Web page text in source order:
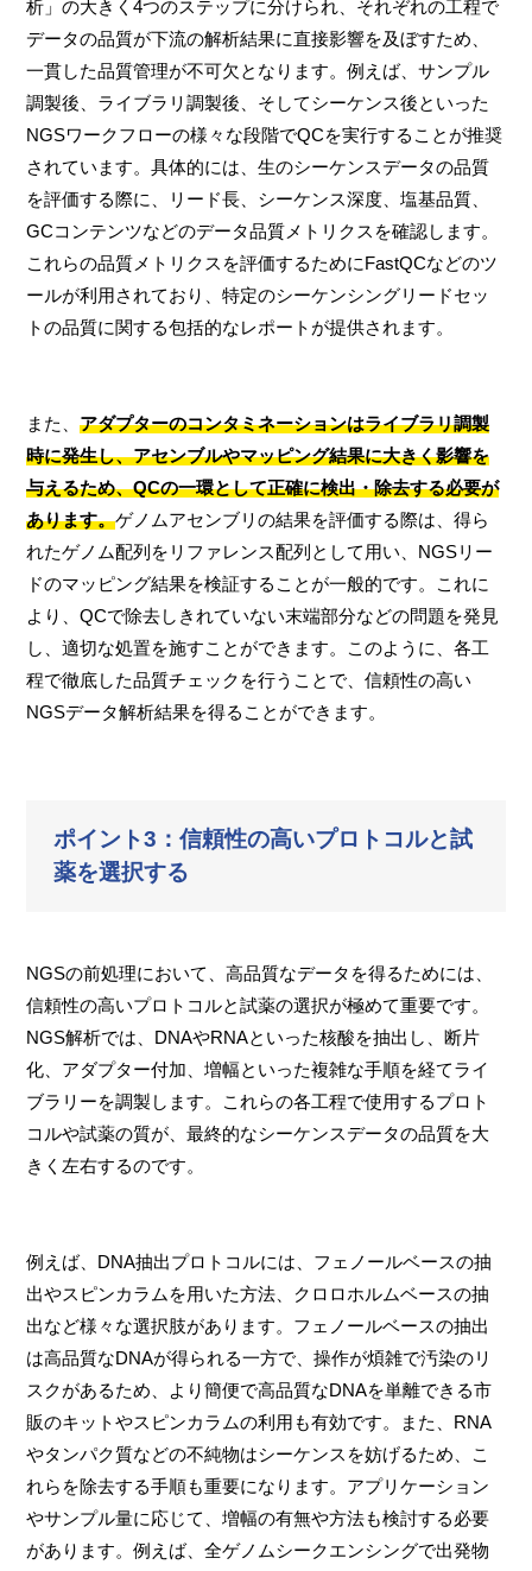
析」の大きく4つのステップに分けられ、それぞれの工程で
データの品質が下流の解析結果に直接影響を及ぼすため、
一貫した品質管理が不可欠となります。例えば、サンプル
調製後、ライブラリ調製後、そしてシーケンス後といった
NGSワークフローの様々な段階でQCを実行することが推奨
されています。具体的には、生のシーケンスデータの品質
を評価する際に、リード長、シーケンス深度、塩基品質、
GCコンテンツなどのデータ品質メトリクスを確認します。
これらの品質メトリクスを評価するためにFastQCなどのツ
ールが利用されており、特定のシーケンシングリードセッ
トの品質に関する包括的なレポートが提供されます。
また、アダプターのコンタミネーションはライブラリ調製
時に発生し、アセンブルやマッピング結果に大きく影響を
与えるため、QCの一環として正確に検出・除去する必要が
あります。ゲノムアセンブリの結果を評価する際は、得ら
れたゲノム配列をリファレンス配列として用い、NGSリー
ドのマッピング結果を検証することが一般的です。これに
より、QCで除去しきれていない末端部分などの問題を発見
し、適切な処置を施すことができます。このように、各工
程で徹底した品質チェックを行うことで、信頼性の高い
NGSデータ解析結果を得ることができます。
ポイント3：信頼性の高いプロトコルと試
薬を選択する
NGSの前処理において、高品質なデータを得るためには、
信頼性の高いプロトコルと試薬の選択が極めて重要です。
NGS解析では、DNAやRNAといった核酸を抽出し、断片
化、アダプター付加、増幅といった複雑な手順を経てライ
ブラリーを調製します。これらの各工程で使用するプロト
コルや試薬の質が、最終的なシーケンスデータの品質を大
きく左右するのです。
例えば、DNA抽出プロトコルには、フェノールベースの抽
出やスピンカラムを用いた方法、クロロホルムベースの抽
出など様々な選択肢があります。フェノールベースの抽出
は高品質なDNAが得られる一方で、操作が煩雑で汚染のリ
スクがあるため、より簡便で高品質なDNAを単離できる市
販のキットやスピンカラムの利用も有効です。また、RNA
やタンパク質などの不純物はシーケンスを妨げるため、こ
れらを除去する手順も重要になります。アプリケーション
やサンプル量に応じて、増幅の有無や方法も検討する必要
があります。例えば、全ゲノムシークエンシングで出発物